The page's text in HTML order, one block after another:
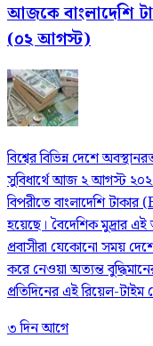
আজকে বাংলাদেশি
(০২ আগস্ট)
বিশ্বের বিভিন্ন দেশে
সুবিধার্থে আজ ২ আগস্ট ২০২৬
বিপরীতে বাংলাদেশি টাকার
হয়েছে। বৈদেশিক মুদ্রার এই
প্রবাসীরা যেকোনো সময়
করে নেওয়া অত্যন্ত
প্রতিদিনের এই রিয়েল-
৩ দিন আগে